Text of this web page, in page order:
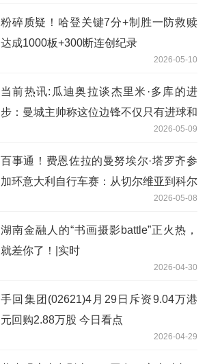
粉碎质疑！哈登关键7分+制胜一防救赎
达成1000板+300断连创纪录
2026-05-10
当前热讯:瓜迪奥拉谈杰里米·多库的进
步：曼城主帅称这位边锋不仅只有进球和
2026-05-09
百事通！费恩佐拉的曼努埃尔·塔罗齐参
加环意大利自行车赛：从切尔维亚到科尔
2026-05-08
湖南金融人的“书画摄影battle”正火热，
就差你了！|实时
2026-04-30
手回集团(02621)4月29日斥资9.04万港
元回购2.88万股 今日看点
2026-04-29